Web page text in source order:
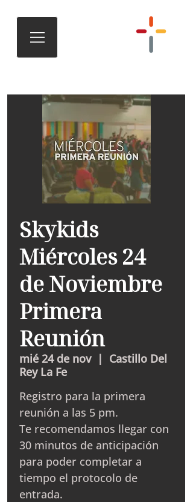
Skykids
Miércoles 24
de Noviembre
Primera
Reunión
mié 24 de nov
  |
Castillo Del
Rey La Fe
Registro para la primera
reunión a las 5 pm.
Te recomendamos llegar con
30 minutos de anticipación
para poder completar a
tiempo el protocolo de
entrada.